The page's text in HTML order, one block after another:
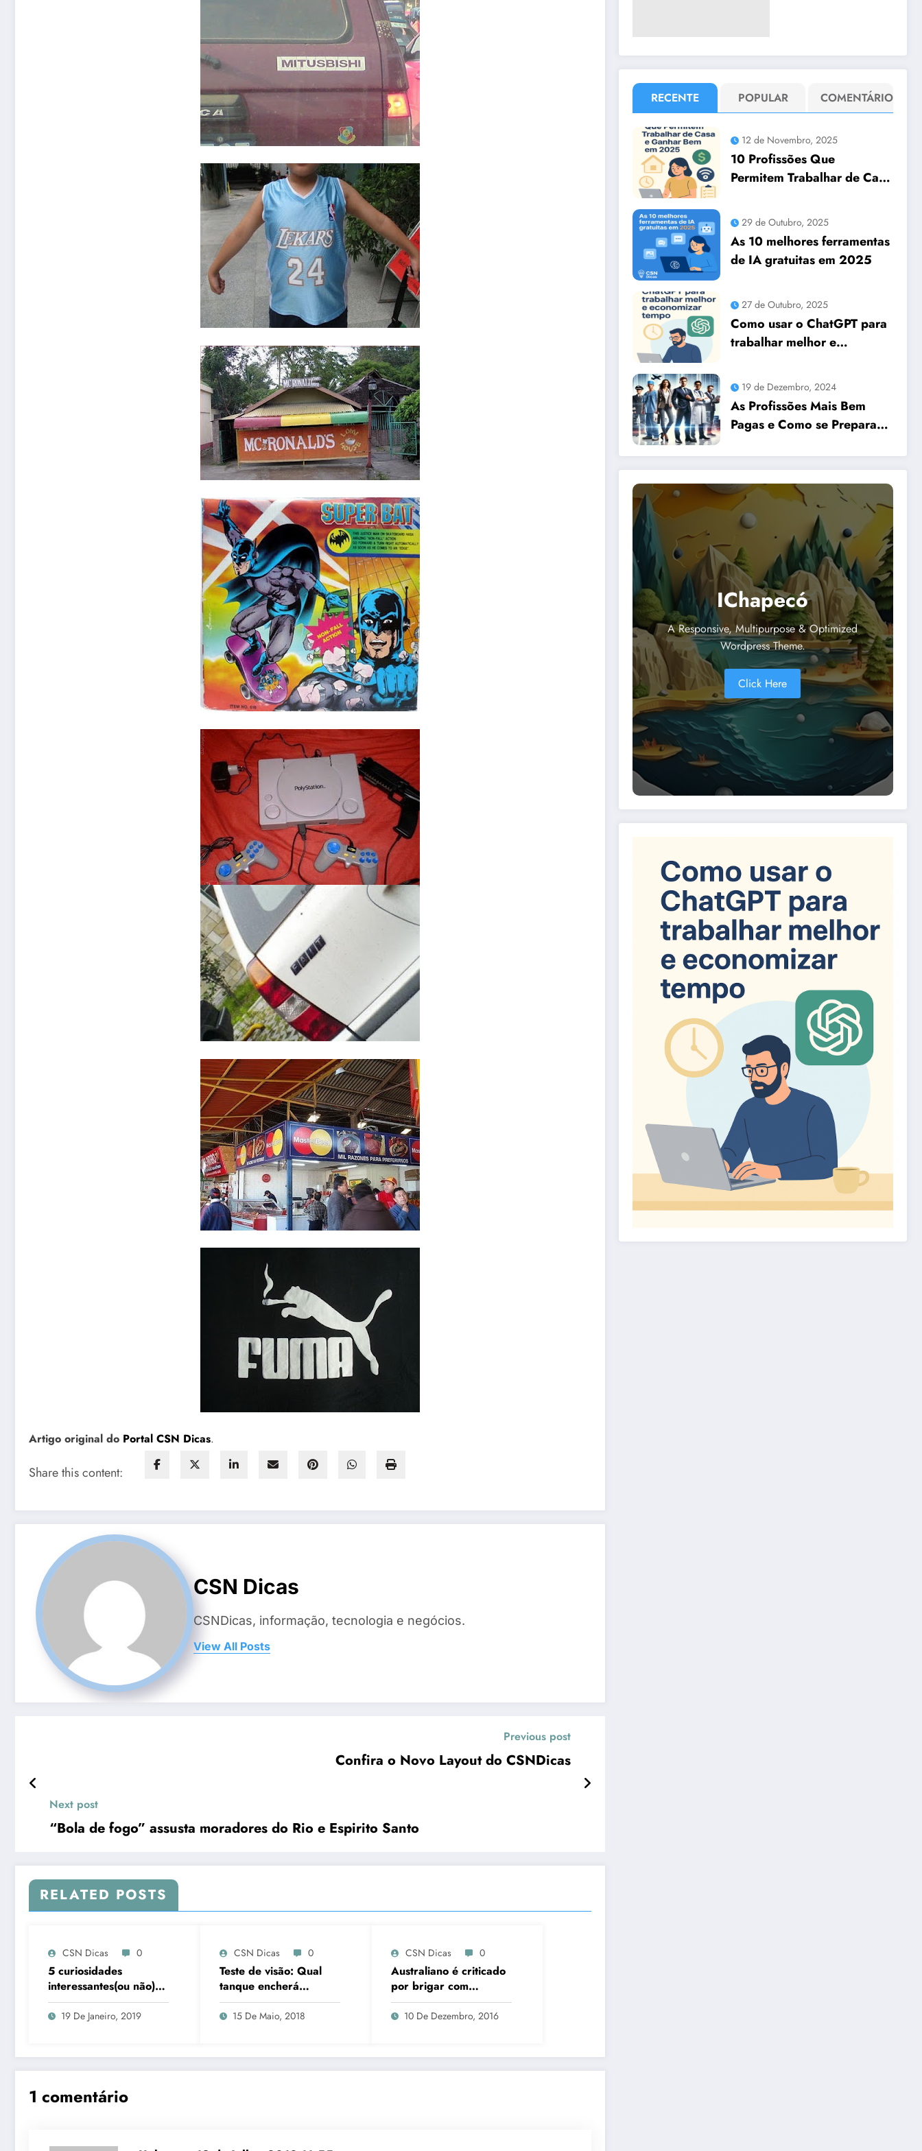
Artigo original do Portal CSN Dicas.
Share this content:
CSN Dicas
CSNDicas, informação, tecnologia e negócios.
View All Posts
Previous post
Confira o Novo Layout do CSNDicas
Next post
“Bola de fogo” assusta moradores do Rio e Espirito Santo
RELATED POSTS
CSN Dicas 0
5 curiosidades
interessantes(ou não)
sobre a MC Melody
19 De Janeiro, 2019
CSN Dicas 0
Teste de visão: Qual
tanque encherá
primeiro?
15 De Maio, 2018
CSN Dicas 0
Australiano é criticado
por brigar com
canguru para salvar
cão10 De Dezembro, 2016
1 comentário
RECENTE POPULAR COMENTÁRIO
12 de Novembro, 2025
10 Profissões Que
Permitem Trabalhar de Casa
29 de Outubro, 2025
As 10 melhores ferramentas
de IA gratuitas em 2025
27 de Outubro, 2025
Como usar o ChatGPT para
trabalhar melhor e
19 de Dezembro, 2024
As Profissões Mais Bem
Pagas e Como se Preparar
Essenciais
IChapecó
A Responsive, Multipurpose & Optimized
Wordpress Theme.
Click Here